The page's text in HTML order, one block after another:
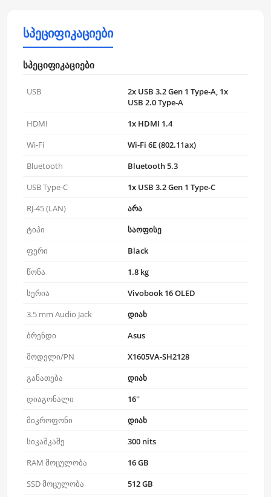
სპეციფიკაციები
სპეციფიკაციები
USB
2x USB 3.2 Gen 1 Type‑A, 1x
USB 2.0 Type‑A
HDMI
1x HDMI 1.4
Wi-Fi
Wi-Fi 6E (802.11ax)
Bluetooth
Bluetooth 5.3
USB Type-C
1x USB 3.2 Gen 1 Type‑C
RJ-45 (LAN)
არა
ტიპი
საოფისე
ფერი
Black
წონა
1.8 kg
სერია
Vivobook 16 OLED
3.5 mm Audio Jack
დიახ
ბრენდი
Asus
მოდელი/PN
X1605VA-SH2128
განათება
დიახ
დიაგონალი
16''
მიკროფონი
დიახ
სიკაშკაშე
300 nits
RAM მოცულობა
16 GB
SSD მოცულობა
512 GB